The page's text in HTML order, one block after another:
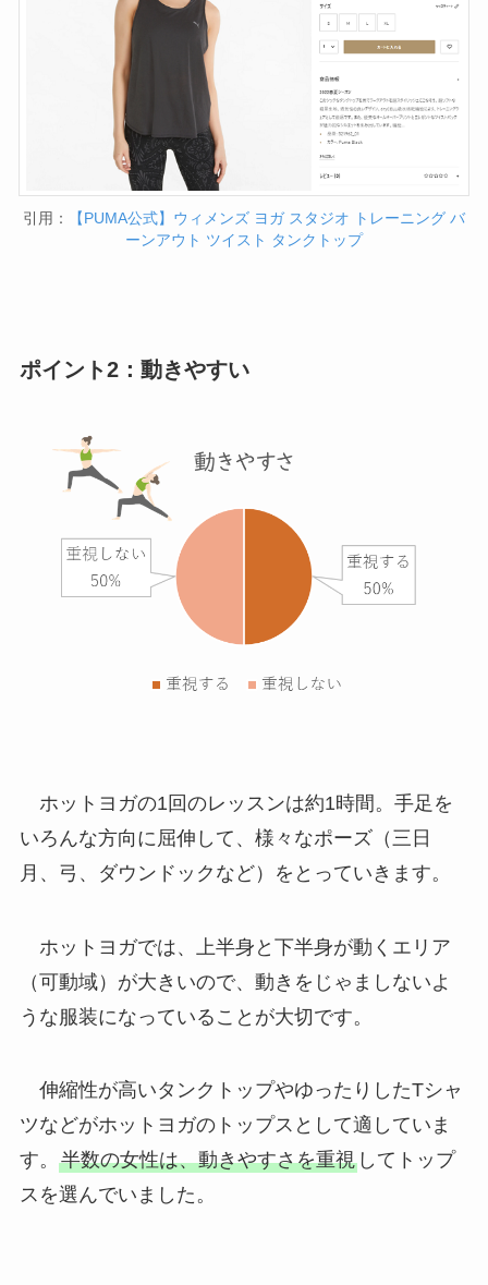
引用：
【PUMA公式】ウィメンズ ヨガ スタジオ トレーニング バ
ーンアウト ツイスト タンクトップ
ポイント2：動きやすい
ホットヨガの1回のレッスンは約1時間。手足を
いろんな方向に屈伸して、様々なポーズ（三日
月、弓、ダウンドックなど）をとっていきます。
ホットヨガでは、上半身と下半身が動くエリア
（可動域）が大きいので、動きをじゃましないよ
うな服装になっていることが大切です。
伸縮性が高いタンクトップやゆったりしたTシャ
ツなどがホットヨガのトップスとして適していま
す。 半数の女性は、動きやすさを重視してトップ
スを選んでいました。